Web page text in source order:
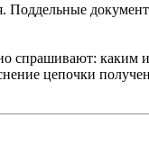
спрашивают: каким
цепочки